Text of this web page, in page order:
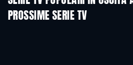
PROSSIME SERIE TV
Stagione 4